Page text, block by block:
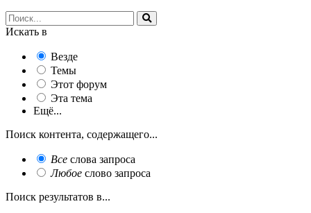
Искать в
Везде
Темы
Этот форум
Эта тема
Ещё...
Поиск контента, содержащего...
Все слова запроса
Любое слово запроса
Поиск результатов в...